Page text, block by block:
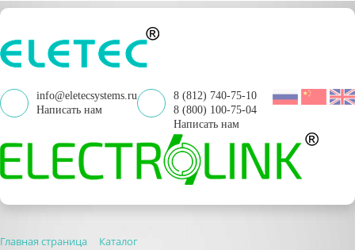
info@eletecsystems.ru
Написать нам
8 (812) 740-75-10
8 (800) 100-75-04
Написать нам
Главная страница
Каталог